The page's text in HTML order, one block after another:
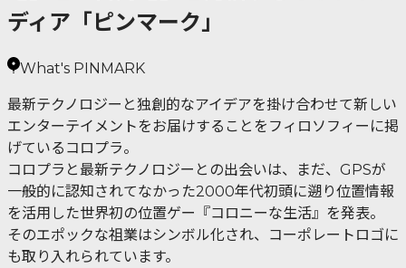
ディア「ピンマーク」
What's PINMARK
最新テクノロジーと独創的なアイデアを掛け合わせて新しい
エンターテイメントをお届けすることをフィロソフィーに掲
げているコロプラ。
コロプラと最新テクノロジーとの出会いは、まだ、GPSが
一般的に認知されてなかった2000年代初頭に遡り位置情報
を活用した世界初の位置ゲー『コロニーな生活』を発表。
そのエポックな祖業はシンボル化され、コーポレートロゴに
も取り入れられています。